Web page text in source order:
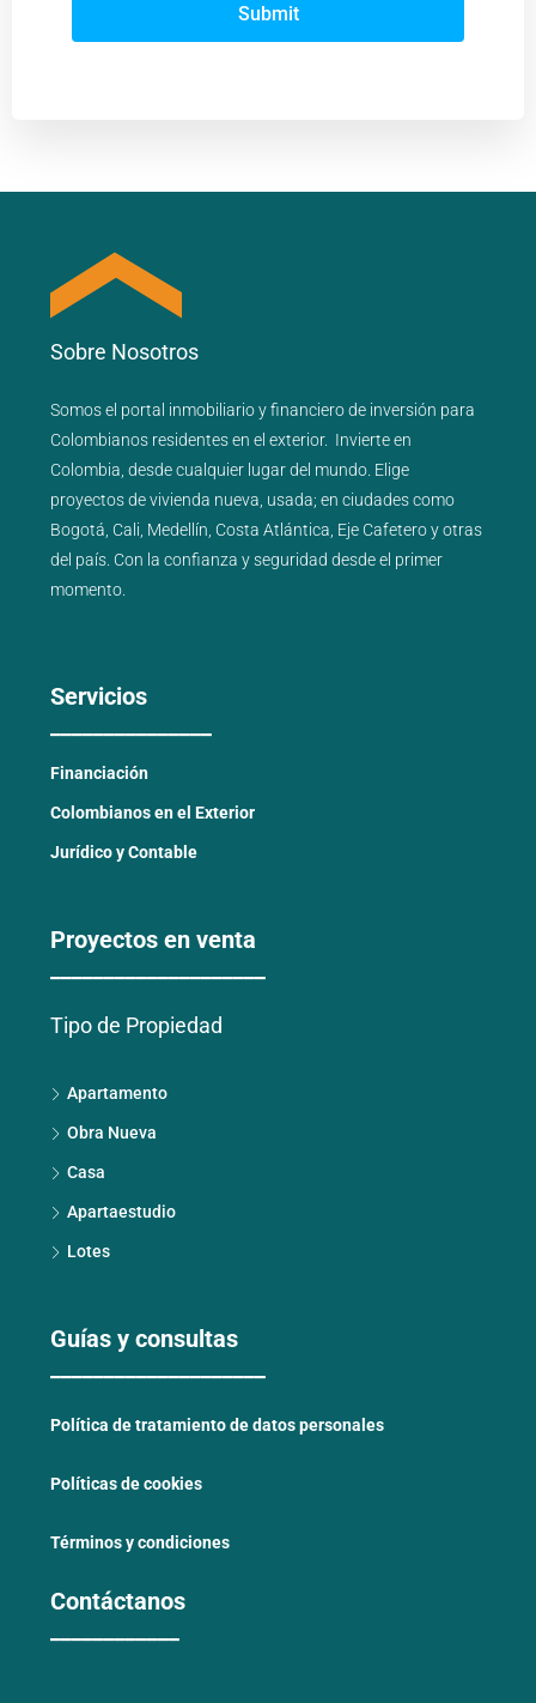
Submit
Sobre Nosotros
Somos el portal inmobiliarioyfinancierode inversión para
Colombianos residentes en el exterior. Invierte en
Colombia, desde cualquier lugar del mundo. Elige
proyectos devivienda nueva usada; en ciudades como
Bogotá Cali Medellín Costa Atlántica Eje Cafeteroyotras
del país . Con la confianza y seguridad desde el primer
momento.
Servicios
Financiación
Colombianos en el Exterior
Jurídico y Contable
Proyectos en venta
Tipo de Propiedad
Apartamento
Obra Nueva
Casa
Apartaestudio
Lotes
Guías y consultas
Política de tratamiento de datos personales
Políticas de cookies
Términos y condiciones
Contáctanos